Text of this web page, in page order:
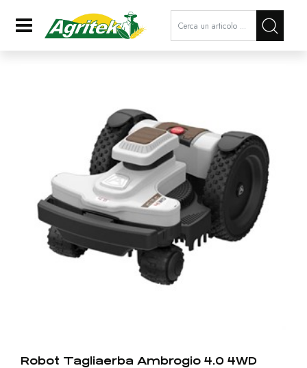
Open La modifica di un filtro
Robot Tagliaerba Ambrogio 4.0 4WD